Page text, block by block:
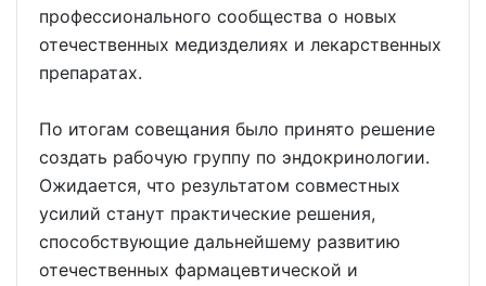
профессионального сообщества о новых
отечественных медизделиях и лекарственных
препаратах.
По итогам совещания было принято решение
создать рабочую группу по эндокринологии.
Ожидается, что результатом совместных
усилий станут практические решения,
способствующие дальнейшему развитию
отечественных фармацевтической и